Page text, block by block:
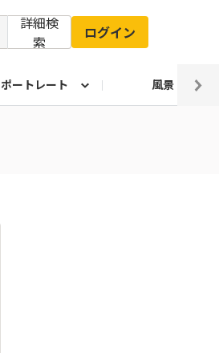
詳細検
索
ログイン
ポートレート 風景